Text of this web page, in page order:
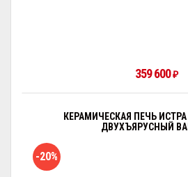
359 600 ₽
КЕРАМИЧЕСКАЯ ПЕЧЬ
ДВУХЪЯРУСНЫЙ
-20%